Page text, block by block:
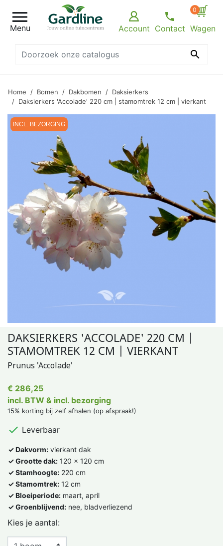

Menu Account Contact
0
Wagen

Home Bomen Dakbomen
Daksierkers
Daksierkers 'Accolade' 220 cm | stamomtrek 12 cm | vierkant
INCL. BEZORGING
DAKSIERKERS 'ACCOLADE' 220 CM |
STAMOMTREK 12 CM | VIERKANT
Prunus 'Accolade'
€ 286,25
incl. BTW & incl. bezorging
15% korting bij zelf afhalen (op afspraak!)
 Leverbaar
✓ Dakvorm: vierkant dak
✓ Grootte dak: 120 x 120 cm
✓ Stamhoogte: 220 cm
✓ Stamomtrek: 12 cm
✓ Bloeiperiode: maart, april
✓ Groenblijvend: nee, bladverliezend
Kies je aantal: